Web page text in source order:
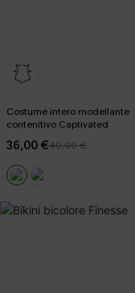
Costume intero modellante
contenitivo Captivated
36,00 €40,00 €